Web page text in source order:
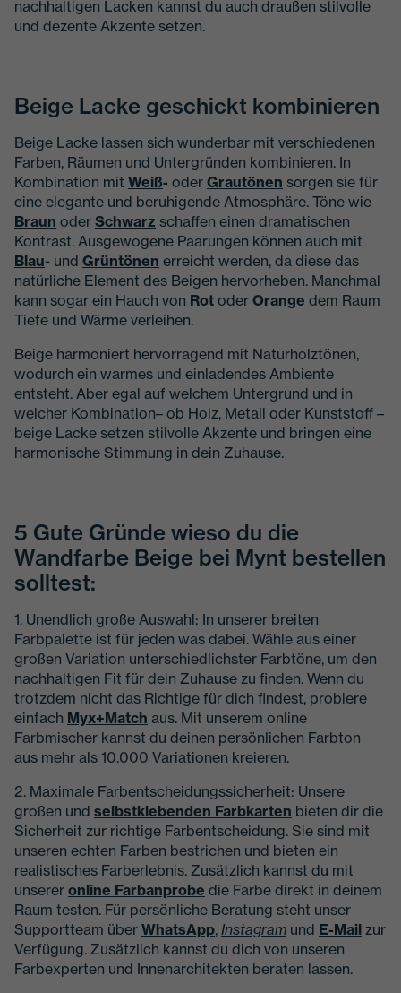
nachhaltigen Lacken kannst du auch draußen stilvolle
und dezente Akzente setzen.
Beige Lacke geschickt kombinieren
Beige Lacke lassen sich wunderbar mit verschiedenen
Farben, Räumen und Untergründen kombinieren. In
Kombination mit Weiß- oder Grautönen sorgen sie für
eine elegante und beruhigende Atmosphäre. Töne wie
Braun oder Schwarz schaffen einen dramatischen
Kontrast. Ausgewogene Paarungen können auch mit
Blau- und Grüntönen erreicht werden, da diese das
natürliche Element des Beigen hervorheben. Manchmal
kann sogar ein Hauch von Rot oder Orange dem Raum
Tiefe und Wärme verleihen.
Beige harmoniert hervorragend mit Naturholztönen,
wodurch ein warmes und einladendes Ambiente
entsteht. Aber egal auf welchem Untergrund und in
welcher Kombination– ob Holz, Metall oder Kunststoff –
beige Lacke setzen stilvolle Akzente und bringen eine
harmonische Stimmung in dein Zuhause.
5 Gute Gründe wieso du die
Wandfarbe Beige bei Mynt bestellen
solltest:
1. Unendlich große Auswahl: In unserer breiten
Farbpalette ist für jeden was dabei. Wähle aus einer
großen Variation unterschiedlichster Farbtöne, um den
nachhaltigen Fit für dein Zuhause zu finden. Wenn du
trotzdem nicht das Richtige für dich findest, probiere
einfach Myx+Match aus. Mit unserem online
Farbmischer kannst du deinen persönlichen Farbton
aus mehr als 10.000 Variationen kreieren.
2. Maximale Farbentscheidungssicherheit: Unsere
großen und selbstklebenden Farbkarten bieten dir die
Sicherheit zur richtige Farbentscheidung. Sie sind mit
unseren echten Farben bestrichen und bieten ein
realistisches Farberlebnis. Zusätzlich kannst du mit
unserer online Farbanprobe die Farbe direkt in deinem
Raum testen. Für persönliche Beratung steht unser
Supportteam über WhatsApp, Instagram und E-Mail zur
Verfügung. Zusätzlich kannst du dich von unseren
Farbexperten und Innenarchitekten beraten lassen.